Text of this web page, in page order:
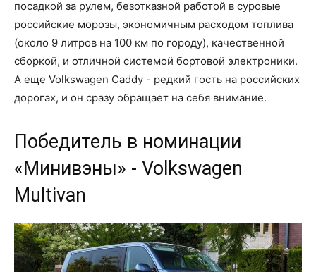
посадкой за рулем, безотказной работой в суровые
российские морозы, экономичным расходом топлива
(около 9 литров на 100 км по городу), качественной
сборкой, и отличной системой бортовой электроники.
А еще Volkswagen Caddy - редкий гость на российских
дорогах, и он сразу обращает на себя внимание.
Победитель в номинации
«Минивэны» - Volkswagen
Multivan